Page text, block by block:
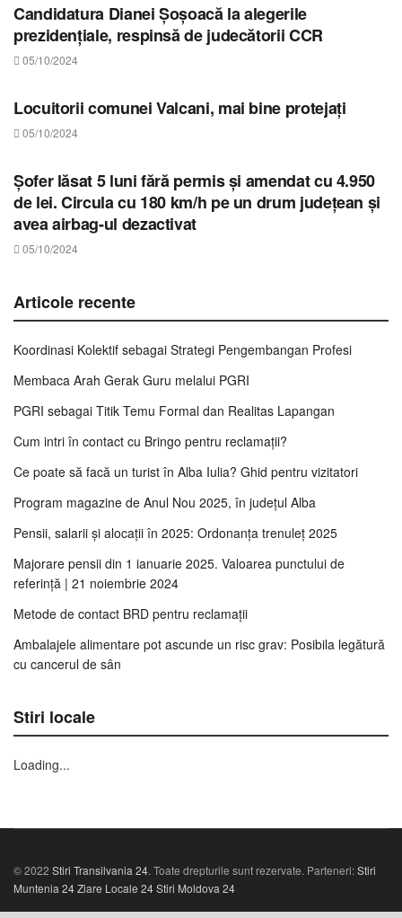
Candidatura Dianei Șoșoacă la alegerile
prezidențiale, respinsă de judecătorii CCR
05/10/2024
Locuitorii comunei Valcani, mai bine protejați
05/10/2024
Șofer lăsat 5 luni fără permis și amendat cu 4.950
de lei. Circula cu 180 km/h pe un drum județean și
avea airbag-ul dezactivat
05/10/2024
Articole recente
Koordinasi Kolektif sebagai Strategi Pengembangan Profesi
Membaca Arah Gerak Guru melalui PGRI
PGRI sebagai Titik Temu Formal dan Realitas Lapangan
Cum intri în contact cu Bringo pentru reclamații?
Ce poate să facă un turist în Alba Iulia? Ghid pentru vizitatori
Program magazine de Anul Nou 2025, în județul Alba
Pensii, salarii și alocații în 2025: Ordonanța trenuleț 2025
Majorare pensii din 1 ianuarie 2025. Valoarea punctului de
referință | 21 noiembrie 2024
Metode de contact BRD pentru reclamații
Ambalajele alimentare pot ascunde un risc grav: Posibila legătură
cu cancerul de sân
Stiri locale
Loading...
© 2022 Stiri Transilvania 24. Toate drepturile sunt rezervate. Parteneri:Stiri
Muntenia 24Ziare Locale 24Stiri Moldova 24